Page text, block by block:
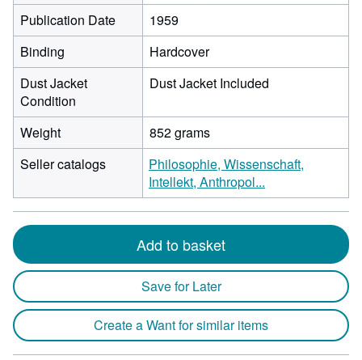
Publication Date
1959
Binding
Hardcover
Dust Jacket
Condition
Dust Jacket Included
Weight
852 grams
Seller catalogs
Philosophie, Wissenschaft,
Intellekt, Anthropol...
Add to basket
Save for Later
Create a Want for similar items